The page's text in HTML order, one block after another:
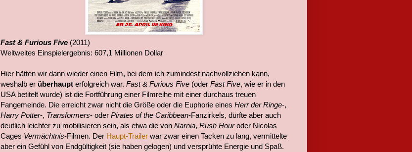
Fast & Furious Five (2011)
Weltweites Einspielergebnis: 607,1 Millionen Dollar
Hier hätten wir dann wieder einen Film, bei dem ich zumindest nachvollziehen kann,
weshalb er überhaupt erfolgreich war. Fast & Furious Five (oder Fast Five, wie er in den
USA betitelt wurde) ist die Fortführung einer Filmreihe mit einer durchaus treuen
Fangemeinde. Die erreicht zwar nicht die Größe oder die Euphorie eines Herr der Ringe-,
Harry Potter-, Transformers- oder Pirates of the Caribbean-Fanzirkels, dürfte aber auch
deutlich leichter zu mobilisieren sein, als etwa die von Narnia, Rush Houroder Nicolas
Cages Vermächtnis-Filmen. Der Haupt-Trailer war zwar einen Tacken zu lang, vermittelte
aber ein Gefühl von Endgültigkeit (sie haben gelogen) und versprühte Energie und Spaß.